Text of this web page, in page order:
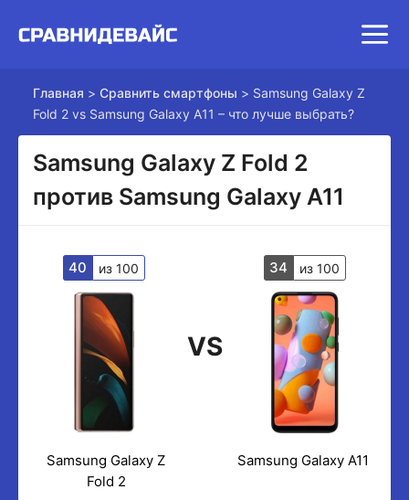
Главная > Сравнить смартфоны > Samsung Galaxy Z
Fold 2 vs Samsung Galaxy A11 – что лучше выбрать?
Samsung Galaxy Z Fold 2
против Samsung Galaxy A11
40 из 100
VS
34 из 100
Samsung Galaxy Z
Fold 2
Samsung Galaxy A11